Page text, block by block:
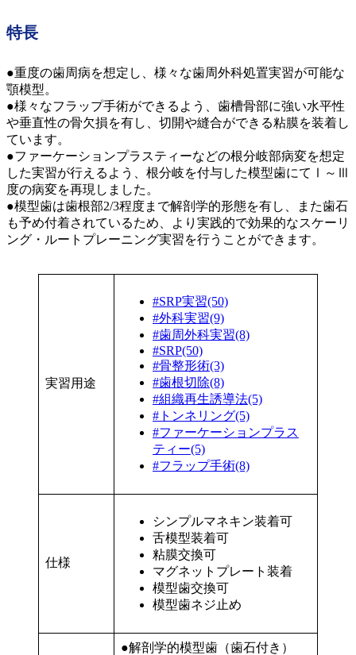
特長
●重度の歯周病を想定し、様々な歯周外科処置実習が可能な
顎模型。
●様々なフラップ手術ができるよう、歯槽骨部に強い水平性
や垂直性の骨欠損を有し、切開や縫合ができる粘膜を装着し
ています。
●ファーケーションプラスティーなどの根分岐部病変を想定
した実習が行えるよう、根分岐を付与した模型歯にてⅠ～Ⅲ
度の病変を再現しました。
●模型歯は歯根部2/3程度まで解剖学的形態を有し、また歯石
も予め付着されているため、より実践的で効果的なスケーリ
ング・ルートプレーニング実習を行うことができます。
実習用途
#SRP実習(50)
#外科実習(9)
#歯周外科実習(8)
#SRP(50)
#骨整形術(3)
#歯根切除(8)
#組織再生誘導法(5)
#トンネリング(5)
#ファーケーションプラス
ティー(5)
#フラップ手術(8)
仕様
シンプルマネキン装着可
舌模型装着可
粘膜交換可
マグネットプレート装着
模型歯交換可
模型歯ネジ止め
●解剖学的模型歯（歯石付き）